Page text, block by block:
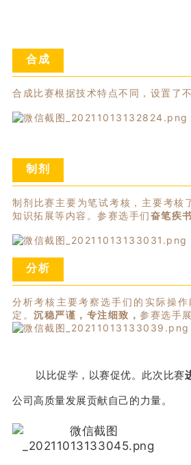
合成
合成比赛根据技术特点不同，设置了
制剂
制剂比赛主要为笔试考核，主要考核
知识拓展等内容。 参赛选手们奋笔疾
分析
分析考核主要考察选手们的实际操
定。 沉稳严谨，专注细致， 参赛选手
以比促学，以赛促优。此次比赛
公司高质量发展贡献自己的力量。